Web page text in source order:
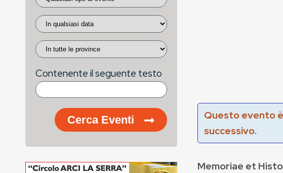
Questo evento
successivo.
Memoriae et
Contenente il seguente testo
Cerca Eventi